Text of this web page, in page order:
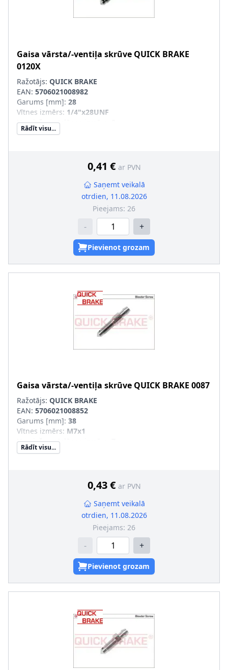
Gaisa vārsta/-ventiļa skrūve QUICK BRAKE
0120X
Ražotājs: QUICK BRAKE
EAN: 5706021008982
Garums [mm]: 28
Vītnes izmērs: 1/4"x28UNF
Uzgriežņu atslēgas izmērs
Vītnes veids:
Rādīt visu...
0,41 € ar PVN
Saņemt veikalā
otrdien, 11.08.2026
Pieejams: 26
- +
Pievienot grozam
Gaisa vārsta/-ventiļa skrūve QUICK BRAKE 0087
Ražotājs: QUICK BRAKE
EAN: 5706021008852
Garums [mm]: 38
Vītnes izmērs: M7x1
Uzgriežņu atslēgas izmērs
Vītnes veids:
Rādīt visu...
0,43 € ar PVN
Saņemt veikalā
otrdien, 11.08.2026
Pieejams: 26
- +
Pievienot grozam